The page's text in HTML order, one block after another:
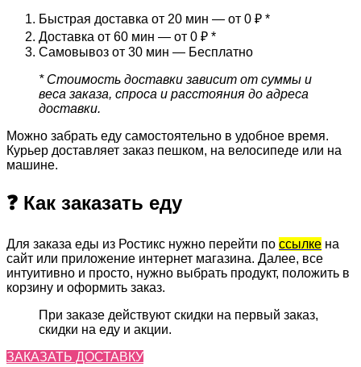
Быстрая доставка от 20 мин — от 0 ₽ *
Доставка от 60 мин — от 0 ₽ *
Самовывоз от 30 мин — Бесплатно
* Стоимость доставки зависит от суммы и
веса заказа, спроса и расстояния до адреса
доставки.
Можно забрать еду самостоятельно в удобное время.
Курьер доставляет заказ пешком, на велосипеде или на
машине.
❓ Как заказать еду
Для заказа еды из Ростикс нужно перейти по ссылке на
сайт или приложение интернет магазина. Далее, все
интуитивно и просто, нужно выбрать продукт, положить в
корзину и оформить заказ.
При заказе действуют скидки на первый заказ,
скидки на еду и акции.
ЗАКАЗАТЬ ДОСТАВКУ